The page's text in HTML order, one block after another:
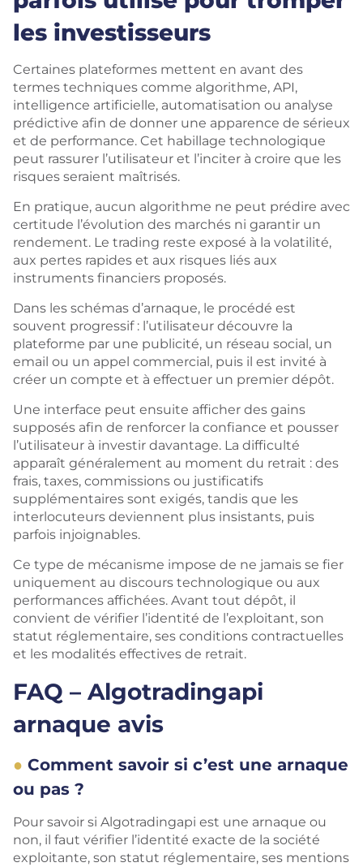
les investisseurs
Certaines plateformes mettent en avant des
termes techniques comme algorithme, API,
intelligence artificielle, automatisation ou analyse
prédictive afin de donner une apparence de sérieux
et de performance. Cet habillage technologique
peut rassurer l’utilisateur et l’inciter à croire que les
risques seraient maîtrisés.
En pratique, aucun algorithme ne peut prédire avec
certitude l’évolution des marchés ni garantir un
rendement. Le trading reste exposé à la volatilité,
aux pertes rapides et aux risques liés aux
instruments financiers proposés.
Dans les schémas d’arnaque, le procédé est
souvent progressif : l’utilisateur découvre la
plateforme par une publicité, un réseau social, un
email ou un appel commercial, puis il est invité à
créer un compte et à effectuer un premier dépôt.
Une interface peut ensuite afficher des gains
supposés afin de renforcer la confiance et pousser
l’utilisateur à investir davantage. La difficulté
apparaît généralement au moment du retrait : des
frais, taxes, commissions ou justificatifs
supplémentaires sont exigés, tandis que les
interlocuteurs deviennent plus insistants, puis
parfois injoignables.
Ce type de mécanisme impose de ne jamais se fier
uniquement au discours technologique ou aux
performances affichées. Avant tout dépôt, il
convient de vérifier l’identité de l’exploitant, son
statut réglementaire, ses conditions contractuelles
et les modalités effectives de retrait.
FAQ – Algotradingapi
arnaque avis
Comment savoir si c’est une arnaque
ou pas ?
Pour savoir si Algotradingapi est une arnaque ou
non, il faut vérifier l’identité exacte de la société
exploitante, son statut réglementaire, ses mentions